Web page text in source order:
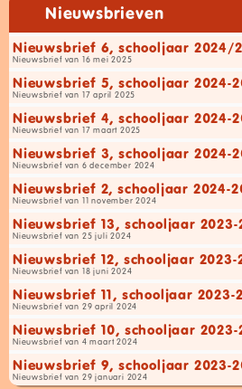
Nieuwsbrieven
Nieuwsbrief 6, schooljaar 2024/
Nieuwsbrief van 16 mei 2025
Nieuwsbrief 5, schooljaar 2024-
Nieuwsbrief van 17 april 2025
Nieuwsbrief 4, schooljaar 2024-
Nieuwsbrief van 17 maart 2025
Nieuwsbrief 3, schooljaar 2024-
Nieuwsbrief van 6 december 2024
Nieuwsbrief 2, schooljaar 2024-
Nieuwsbrief van 11 november 2024
Nieuwsbrief 13, schooljaar 2023-
Nieuwsbrief van 25 juli 2024
Nieuwsbrief 12, schooljaar 2023-
Nieuwsbrief van 18 juni 2024
Nieuwsbrief 11, schooljaar 2023-
Nieuwsbrief van 29 april 2024
Nieuwsbrief 10, schooljaar 2023-
Nieuwsbrief van 4 maart 2024
Nieuwsbrief 9, schooljaar 2023-
Nieuwsbrief van 29 januari 2024